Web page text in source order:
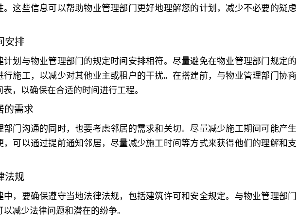
。这些信息可以帮助物业管理部门更好地理解您的计划，减少不必要的疑虑
安排
计划与物业管理部门的规定时间安排相符。尽量避免在物业管理部门规定的
行施工，以减少对其他业主或租户的干扰。在搭建前，与物业管理部门协商
，以确保在合适的时间进行工程。
的需求
部门沟通的同时，也要考虑邻居的需求和关切。尽量减少施工期间可能产生
，可以通过提前通知邻居，尽量减少施工时间等方式来获得他们的理解和支
法规
中，要确保遵守当地法律法规，包括建筑许可和安全规定。与物业管理部门
减少法律问题和潜在的纷争。